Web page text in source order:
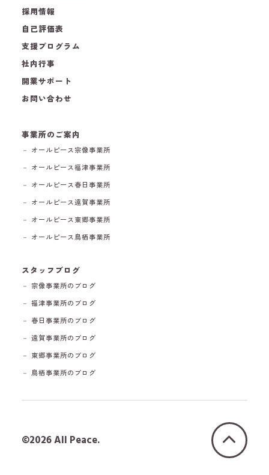
採用情報
自己評価表
支援プログラム
社内行事
開業サポート
お問い合わせ
事業所のご案内
－ オールピース宗像事業所
－ オールピース福津事業所
－ オールピース春日事業所
－ オールピース遠賀事業所
－ オールピース東郷事業所
－ オールピース鳥栖事業所
スタッフブログ
－ 宗像事業所のブログ
－ 福津事業所のブログ
－ 春日事業所のブログ
－ 遠賀事業所のブログ
－ 東郷事業所のブログ
－ 鳥栖事業所のブログ
©2026 All Peace.